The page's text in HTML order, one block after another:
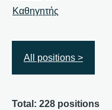
Καθηγητής
All positions >
Total: 228 positions